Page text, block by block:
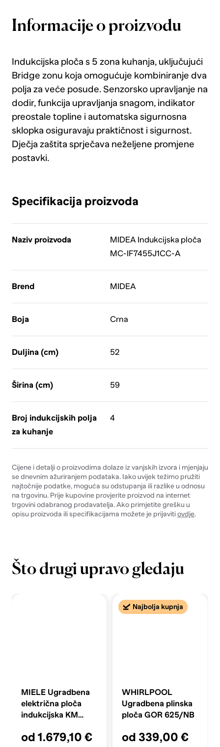
Informacije o proizvodu
Indukcijska ploča s 5 zona kuhanja, uključujući
Bridge zonu koja omogućuje kombiniranje dva
polja za veće posude. Senzorsko upravljanje na
dodir, funkcija upravljanja snagom, indikator
preostale topline i automatska sigurnosna
sklopka osiguravaju praktičnost i sigurnost.
Dječja zaštita sprječava neželjene promjene
postavki.
Specifikacija proizvoda
Naziv proizvoda
MIDEA Indukcijska ploča
MC-IF7455J1CC-A
Brend MIDEA
Boja Crna
Duljina (cm) 52
Širina (cm) 59
Broj indukcijskih polja
za kuhanje
4
Cijene i detalji o proizvodima dolaze iz vanjskih izvora i mjenjaju
se dnevnim ažuriranjem podataka. Iako uvijek težimo pružiti
najtočnije podatke, moguća su odstupanja ili razlike u odnosu
na trgovinu. Prije kupovine provjerite proizvod na internet
trgovini odabranog prodavatelja. Ako primjetite grešku u
opisu proizvoda ili specifikacijama možete je prijavitiovdje.
Što drugi upravo gledaju
MIELE Ugradbena
električna ploča
indukcijska KM
od 1.679,10 €
Najbolja kupnja
WHIRLPOOL
Ugradbena plinska
ploča GOR 625/NB
od 339,00 €